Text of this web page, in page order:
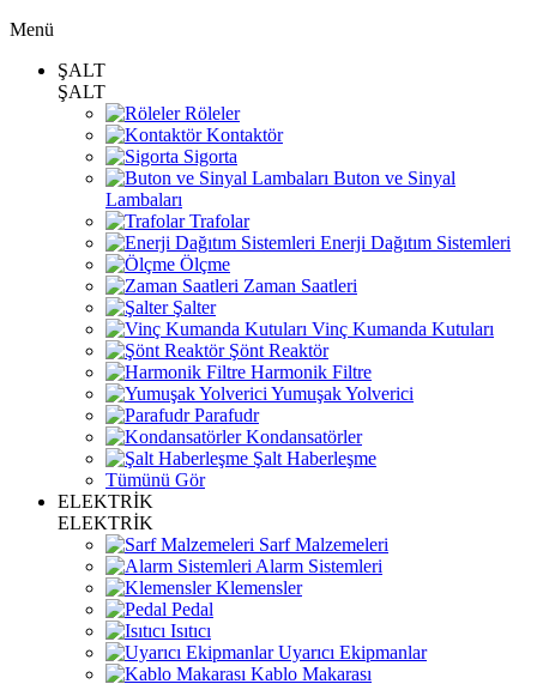
Menü
ŞALT
ŞALT
Röleler
Kontaktör
Sigorta
Buton ve Sinyal
Lambaları
Trafolar
Enerji Dağıtım Sistemleri
Ölçme
Zaman Saatleri
Şalter
Vinç Kumanda Kutuları
Şönt Reaktör
Harmonik Filtre
Yumuşak Yolverici
Parafudr
Kondansatörler
Şalt Haberleşme
Tümünü Gör
ELEKTRİK
ELEKTRİK
Sarf Malzemeleri
Alarm Sistemleri
Klemensler
Pedal
Isıtıcı
Uyarıcı Ekipmanlar
Kablo Makarası